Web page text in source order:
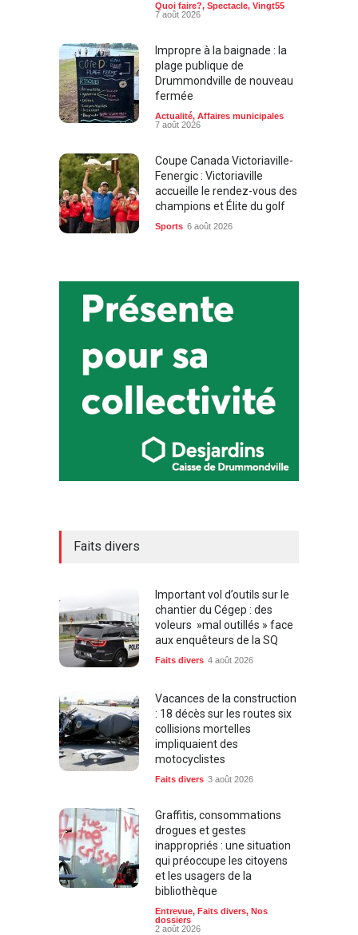
Quoi faire?, Spectacle, Vingt55
7 août 2026
Impropre à la baignade : la
plage publique de
Drummondville de nouveau
fermée
Actualité, Affaires municipales
7 août 2026
Coupe Canada Victoriaville-
Fenergic : Victoriaville
accueille le rendez-vous des
champions et Élite du golf
Sports 6 août 2026
Faits divers
Important vol d’outils sur le
chantier du Cégep : des
voleurs »mal outillés » face
aux enquêteurs de la SQ
Faits divers 4 août 2026
Vacances de la construction
: 18 décès sur les routes six
collisions mortelles
impliquaient des
motocyclistes
Faits divers 3 août 2026
Graffitis, consommations
drogues et gestes
inappropriés : une situation
qui préoccupe les citoyens
et les usagers de la
bibliothèque
Entrevue, Faits divers, Nos
dossiers
2 août 2026